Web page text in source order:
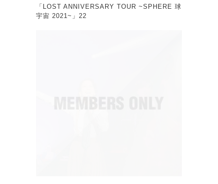
「LOST ANNIVERSARY TOUR ~SPHERE 球
宇宙 2021~」22